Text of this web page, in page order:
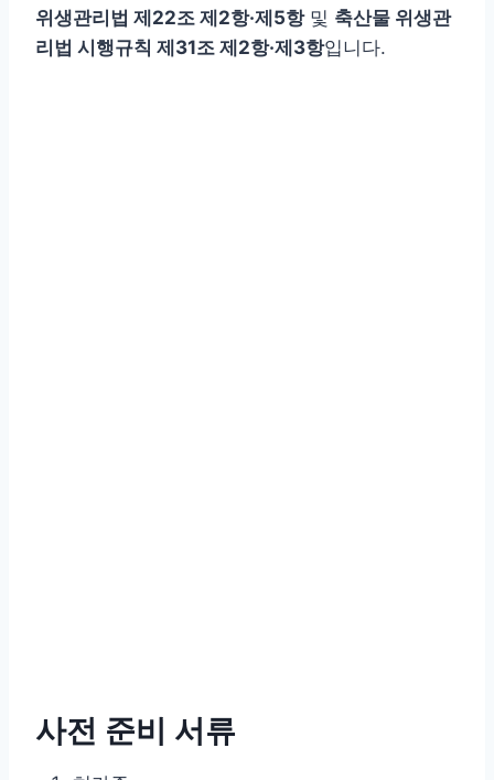
위생관리법 제22조 제2항·제5항및 축산물 위생관
리법 시행규칙 제31조 제2항·제3항입니다.
사전 준비 서류